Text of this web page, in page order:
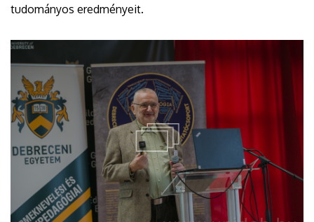
tudományos eredményeit.